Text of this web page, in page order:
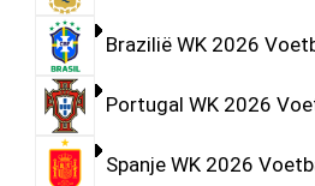
Brazilië WK 2026
Portugal WK 2026
Spanje WK 2026